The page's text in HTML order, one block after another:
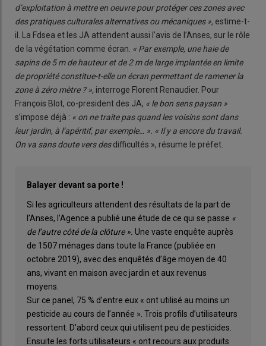
d’exploitation à mettre en oeuvre pour protéger ces zones avec
des pratiques culturales alternatives ou mécaniques », estime-t-
il. La Fdsea et les JA attendent aussi l’avis de l’Anses, sur le rôle
de la végétation comme écran. « Par exemple, une haie de
sapins de 5 m de hauteur et de 2 m de large implantée en limite
de propriété constitue-t-elle un écran permettant de ramener la
zone à zéro mètre ? », interroge Florent Renaudier. Pour
François Blot, co-president des JA, « le bon sens paysan »
s’impose déjà : « on ne traite pas quand les voisins sont dans
leur jardin, à l’apéritif, par exemple… ». « Il y a encore du travail.
On va sans doute vers desdifficultés », résume le préfet.
Balayer devant sa porte !
Si les agriculteurs attendent des résultats de la part de
l’Anses, l’Agence a publié une étude de ce qui se passe «
de l’autre côté de la clôture ». Une vaste enquête auprès
de 1507 ménages dans toute la France (publiée en
octobre 2019), avec des enquêtés d’âge moyen de 40
ans, vivant en maison avec jardin et aux revenus
moyens.
Sur ce panel, 75 % d’entre eux « ont utilisé au moins un
pesticide au cours de l’année ». Trois profils d’utilisateurs
ressortent. D’abord ceux qui utilisent peu de pesticides.
Ensuite les forts utilisateurs « ont recours aux produits